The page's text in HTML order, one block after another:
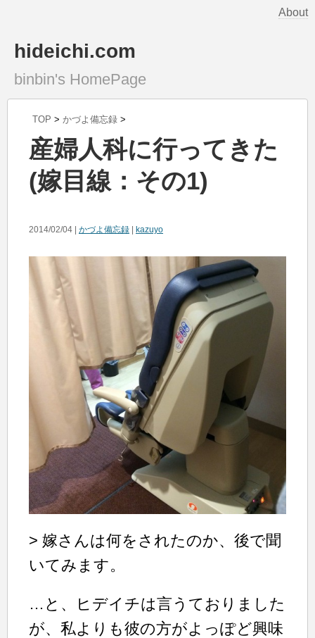
About
hideichi.com
binbin's HomePage
TOP > かづよ備忘録 >
産婦人科に行ってきた
(嫁目線：その1)
2014/02/04 | かづよ備忘録 kazuyo
> 嫁さんは何をされたのか、後で聞
いてみます。
…と、ヒデイチは言うておりました
が、私よりも彼の方がよっぽど興味